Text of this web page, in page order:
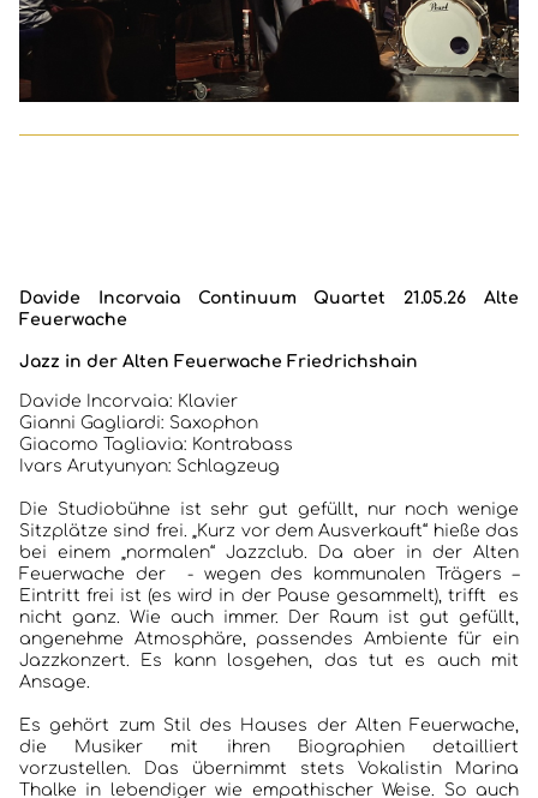
Davide Incorvaia Continuum Quartet 21.05.26 Alte
Feuerwache
Jazz in der Alten Feuerwache Friedrichshain
Davide Incorvaia: Klavier
Gianni Gagliardi: Saxophon
Giacomo Tagliavia: Kontrabass
Ivars Arutyunyan: Schlagzeug
Die Studiobühne ist sehr gut gefüllt, nur noch wenige
Sitzplätze sind frei. „Kurz vor dem Ausverkauft“ hieße das
bei einem „normalen“ Jazzclub. Da aber in der Alten
Feuerwache der - wegen des kommunalen Trägers –
Eintritt frei ist (es wird in der Pause gesammelt), trifft es
nicht ganz. Wie auch immer. Der Raum ist gut gefüllt,
angenehme Atmosphäre, passendes Ambiente für ein
Jazzkonzert. Es kann losgehen, das tut es auch mit
Ansage.
Es gehört zum Stil des Hauses der Alten Feuerwache,
die Musiker mit ihren Biographien detailliert
vorzustellen. Das übernimmt stets Vokalistin Marina
Thalke in lebendiger wie empathischer Weise. So auch